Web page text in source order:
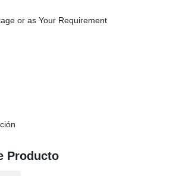
or as Your Requirement
Producto